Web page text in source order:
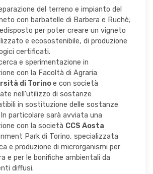
del terreno e impianto del
con barbatelle di Barbera e Ruchè;
per poter creare un vigneto
e ecosostenibile, di produzione
certificati.
e sperimentazione in
con la Facoltà di Agraria
di Torinoe con società
nell’utilizzo di sostanze
in sostituzione delle sostanze
particolare sarà avviata una
con la società CCS Aosta
Park di Torino, specializzata
e produzione di microrganismi per
e per le bonifiche ambientali da
diffusi.